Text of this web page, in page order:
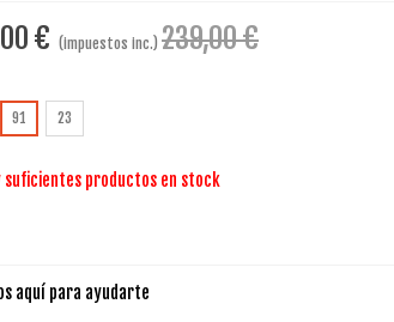
€ (impuestos inc.) 239,00 €
91 23
suficientes productos en stock
aquí para ayudarte